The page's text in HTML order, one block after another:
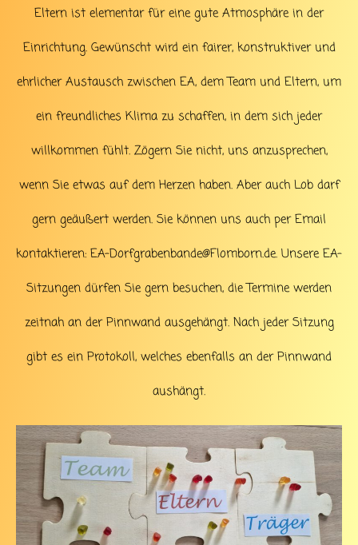
Eltern ist elementar für eine gute Atmosphäre in der
Einrichtung. Gewünscht wird ein fairer, konstruktiver und
ehrlicher Austausch zwischen EA, dem Team und Eltern, um
ein freundliches Klima zu schaffen, in dem sich jeder
willkommen fühlt. Zögern Sie nicht, uns anzusprechen,
wenn Sie etwas auf dem Herzen haben. Aber auch Lob darf
gern geäußert werden. Sie können uns auch per Email
kontaktieren: EA-Dorfgrabenbande@Flomborn.de. Unsere EA-
Sitzungen dürfen Sie gern besuchen, die Termine werden
zeitnah an der Pinnwand ausgehängt. Nach jeder Sitzung
gibt es ein Protokoll, welches ebenfalls an der Pinnwand
aushängt.